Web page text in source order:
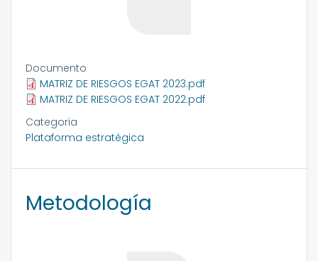
Documento
MATRIZ DE RIESGOS EGAT 2023.pdf
MATRIZ DE RIESGOS EGAT 2022.pdf
Categoria
Plataforma estratégica
Metodología